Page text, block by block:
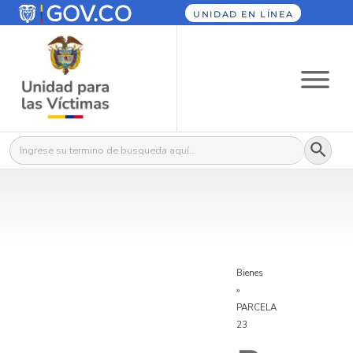
UNIDAD EN LÍNEA
Buscar: Botón
Bienes
»
PARCELA
23